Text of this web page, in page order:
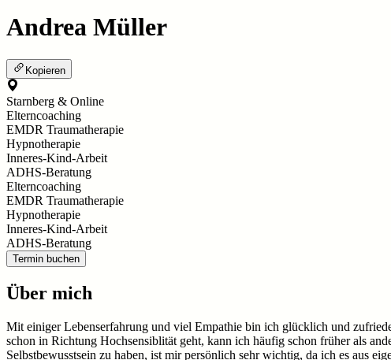
Andrea Müller
Kopieren
Starnberg & Online
Elterncoaching
EMDR Traumatherapie
Hypnotherapie
Inneres-Kind-Arbeit
ADHS-Beratung
Elterncoaching
EMDR Traumatherapie
Hypnotherapie
Inneres-Kind-Arbeit
ADHS-Beratung
Termin buchen
Über mich
Mit einiger Lebenserfahrung und viel Empathie bin ich glücklich und
schon in Richtung Hochsensiblität geht, kann ich häufig schon früher als
Selbstbewusstsein zu haben, ist mir persönlich sehr wichtig, da ich es aus